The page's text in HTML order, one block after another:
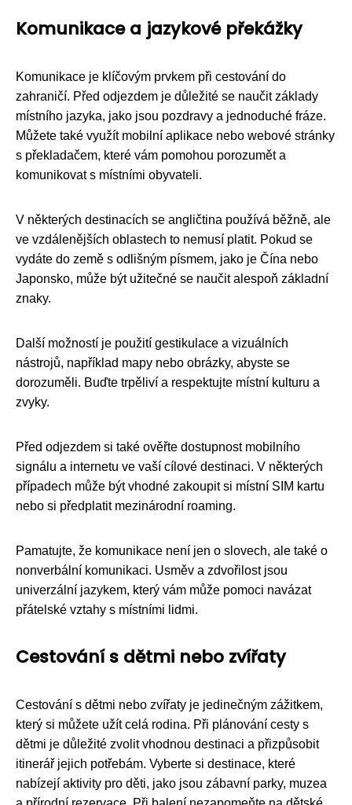
Komunikace a jazykové překážky
Komunikace je klíčovým prvkem při cestování do
zahraničí. Před odjezdem je důležité se naučit základy
místního jazyka, jako jsou pozdravy a jednoduché fráze.
Můžete také využít mobilní aplikace nebo webové stránky
s překladačem, které vám pomohou porozumět a
komunikovat s místními obyvateli.
V některých destinacích se angličtina používá běžně, ale
ve vzdálenějších oblastech to nemusí platit. Pokud se
vydáte do země s odlišným písmem, jako je Čína nebo
Japonsko, může být užitečné se naučit alespoň základní
znaky.
Další možností je použití gestikulace a vizuálních
nástrojů, například mapy nebo obrázky, abyste se
dorozuměli. Buďte trpěliví a respektujte místní kulturu a
zvyky.
Před odjezdem si také ověřte dostupnost mobilního
signálu a internetu ve vaší cílové destinaci. V některých
případech může být vhodné zakoupit si místní SIM kartu
nebo si předplatit mezinárodní roaming.
Pamatujte, že komunikace není jen o slovech, ale také o
nonverbální komunikaci. Usměv a zdvořilost jsou
univerzální jazykem, který vám může pomoci navázat
přátelské vztahy s místními lidmi.
Cestování s dětmi nebo zvířaty
Cestování s dětmi nebo zvířaty je jedinečným zážitkem,
který si můžete užít celá rodina. Při plánování cesty s
dětmi je důležité zvolit vhodnou destinaci a přizpůsobit
itinerář jejich potřebám. Vyberte si destinace, které
nabízejí aktivity pro děti, jako jsou zábavní parky, muzea